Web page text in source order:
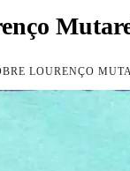
LOURENÇO